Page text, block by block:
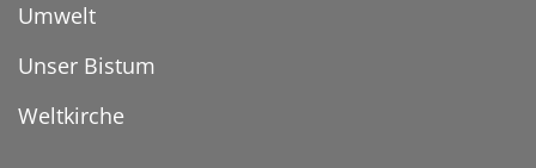
Umwelt
Unser Bistum
Weltkirche